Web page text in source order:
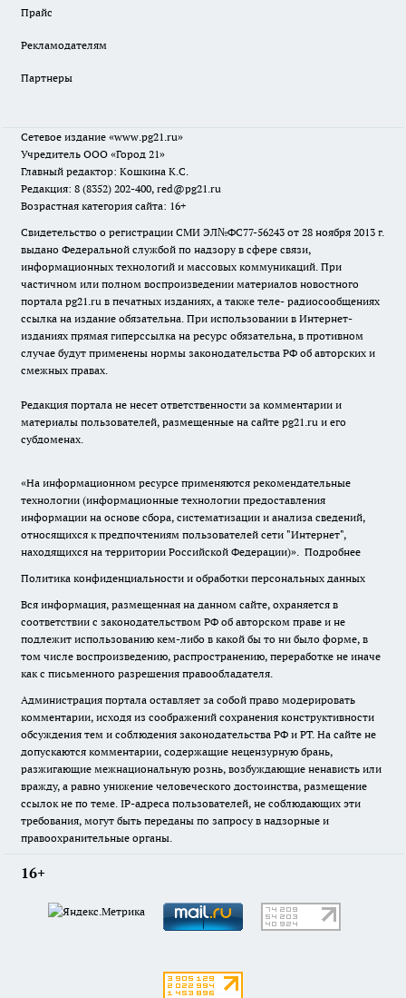
Прайс
Рекламодателям
Партнеры
Сетевое издание «www.pg21.ru»
Учредитель ООО «Город 21»
Главный редактор: Кошкина К.С.
Редакция: 8 (8352) 202-400, red@pg21.ru
Возрастная категория сайта: 16+
Свидетельство о регистрации СМИ ЭЛ№ФС77-56243 от 28 ноября 2013 г.
выдано Федеральной службой по надзору в сфере связи,
информационных технологий и массовых коммуникаций. При
частичном или полном воспроизведении материалов новостного
портала pg21.ru в печатных изданиях, а также теле- радиосообщениях
ссылка на издание обязательна. При использовании в Интернет-
изданиях прямая гиперссылка на ресурс обязательна, в противном
случае будут применены нормы законодательства РФ об авторских и
смежных правах.
Редакция портала не несет ответственности за комментарии и
материалы пользователей, размещенные на сайте pg21.ru и его
субдоменах.
«На информационном ресурсе применяются рекомендательные
технологии (информационные технологии предоставления
информации на основе сбора, систематизации и анализа сведений,
относящихся к предпочтениям пользователей сети "Интернет",
находящихся на территории Российской Федерации)». Подробнее
Политика конфиденциальности и обработки персональных данных
Вся информация, размещенная на данном сайте, охраняется в
соответствии с законодательством РФ об авторском праве и не
подлежит использованию кем-либо в какой бы то ни было форме, в
том числе воспроизведению, распространению, переработке не иначе
как с письменного разрешения правообладателя.
Администрация портала оставляет за собой право модерировать
комментарии, исходя из соображений сохранения конструктивности
обсуждения тем и соблюдения законодательства РФ и РТ. На сайте не
допускаются комментарии, содержащие нецензурную брань,
разжигающие межнациональную рознь, возбуждающие ненависть или
вражду, а равно унижение человеческого достоинства, размещение
ссылок не по теме. IP-адреса пользователей, не соблюдающих эти
требования, могут быть переданы по запросу в надзорные и
правоохранительные органы.
16+